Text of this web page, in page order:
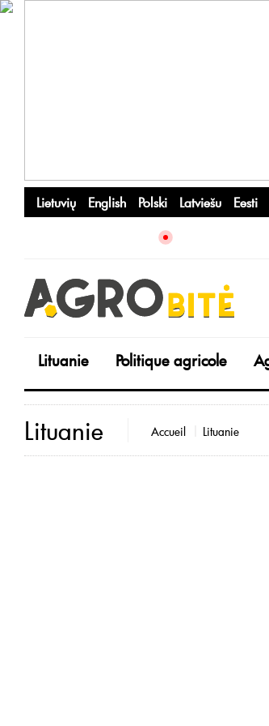
Lietuvių English Polski Latviešu Eesti
Lituanie Politique agricole
Lituanie Accueil Lituanie